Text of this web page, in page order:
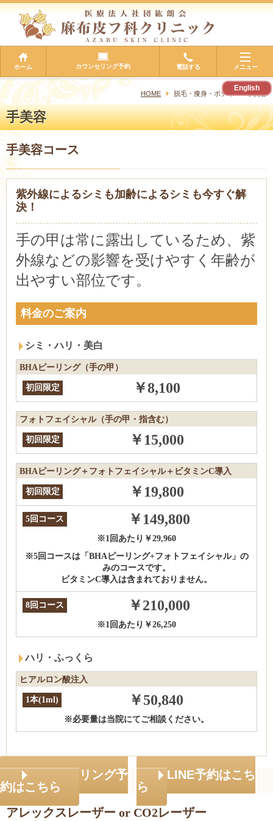
English
ホーム カウンセリング予約 電話する メニュー
HOME 脱毛・痩身・ボディ 手美容
手美容
手美容コース
紫外線によるシミも加齢によるシミも今すぐ解
決！
手の甲は常に露出しているため、紫
外線などの影響を受けやすく年齢が
出やすい部位です。
料金のご案内
シミ・ハリ・美白
BHAピーリング（手の甲）
初回限定 ￥8,100
フォトフェイシャル（手の甲・指含む）
初回限定 ￥15,000
BHAピーリング＋フォトフェイシャル＋ビタミンC導入
初回限定 ￥19,800
5回コース ￥149,800
※1回あたり￥29,960
※5回コースは「BHAピーリング+フォトフェイシャル」の
みのコースです。
ビタミンC導入は含まれておりません。
8回コース ￥210,000
※1回あたり￥26,250
ハリ・ふっくら
ヒアルロン酸注入
1本(1ml) ￥50,840
※必要量は当院にてご相談ください。
カウンセリング予
約はこちら
LINE予約はこち
ら
アレックスレーザー or CO2レーザー